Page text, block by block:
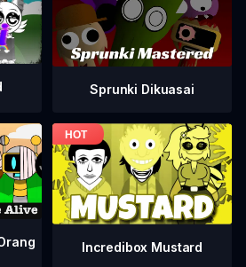
Sprunki Dikuasai
Incredibox Mustard